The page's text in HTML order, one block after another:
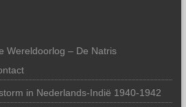
Wereldoorlog – De Natris
in Nederlands-Indië 1940-1942